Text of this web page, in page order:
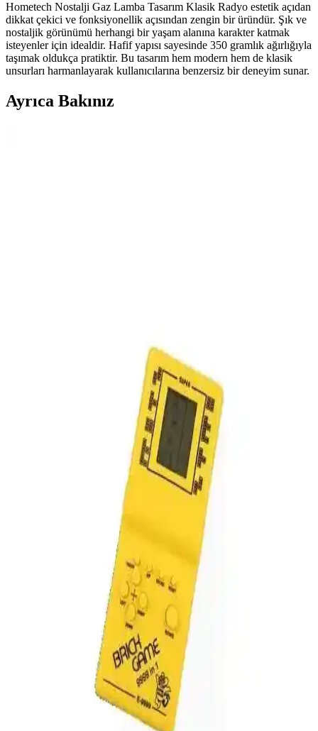
Hometech Nostalji Gaz Lamba Tasarım Klasik Radyo estetik açıdan
dikkat çekici ve fonksiyonellik açısından zengin bir üründür. Şık ve
nostaljik görünümü herhangi bir yaşam alanına karakter katmak
isteyenler için idealdir. Hafif yapısı sayesinde 350 gramlık ağırlığıyla
taşımak oldukça pratiktir. Bu tasarım hem modern hem de klasik
unsurları harmanlayarak kullanıcılarına benzersiz bir deneyim sunar.
Ayrıca Bakınız
Retro Marka Tasarımlı iPhone 7 ve 8 Aksesuarları:
Nostaljik ve Estetik Seçenekler
iPhone 7 ve 8 için retro tasarımlı aksesuarlar, nostalji ve estetiği bir
araya getirerek telefonunuza özgün bir görünüm kazandırır.
Dayanıklı malzemelerle tasarlanmış bu ürünler, kullanışlılık ve
Polaroid Film Kullanım Alanları ve Günümüzdeki
Polaroid filmler, sanat, eğitim, anı saklama ve moda gibi çeşitli
alanlarda kullanılarak analog fotoğrafçılığın değerini koruyor.
Günümüzde de estetik ve kolaylık sunuyor.
Teknomila Taşınabilir Video Oyun Konsolu: Nostalji
ve Eğlence Bir Arada
Kompakt ve hafif Teknomila taşınabilir oyun konsolu, 400 klasik
oyunu ve TV bağlantısı ile eğlenceyi her yerde sunar, uzun pil ömrü
ve uygun fiyatıyla dikkat çeker.
Semgears 10000 Oyunlu M8 Retro Video Konsolu
İncelemesi ve Kullanıcı Deneyimleri
Semgears 10000 oyunlu M8 video konsolu, geniş oyun desteği ve
portatif tasarımıyla dikkat çekiyor. Teknik sorunlar ve kullanıcı
deneyimleriyle birlikte, ürünün avantajları ve dezavantajları detaylı